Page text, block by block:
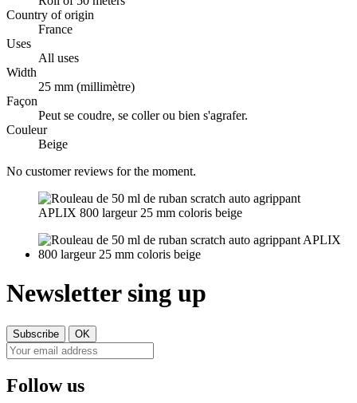
Country of origin
France
Uses
All uses
Width
25 mm (millimètre)
Façon
Peut se coudre, se coller ou bien s'agrafer.
Couleur
Beige
No customer reviews for the moment.
Newsletter sing up
Follow us